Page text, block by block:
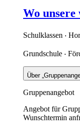
Wo unsere
Schulklassen ‧
Grundschule ‧
Über
Gruppenangebot
Angebot für
Wunschtermin